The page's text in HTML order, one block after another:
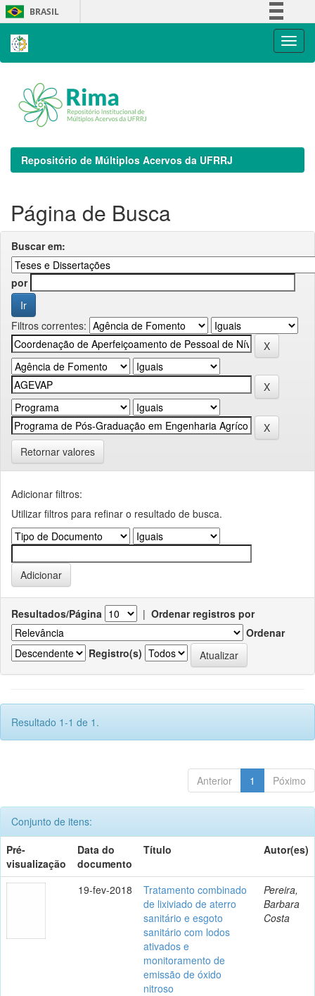
Skip
navigation
BRASIL
Repositório de Múltiplos Acervos da UFRRJ
Página de Busca
Buscar em:
por
Filtros correntes:
Retornar valores
Adicionar filtros:
Utilizar filtros para refinar o resultado de busca.
Resultados/Página | Ordenar registros por
Ordenar
Registro(s)
Resultado 1-1 de 1.
Anterior 1 Póximo
Conjunto de itens:
Pré-
visualização
Data do
documento
Título Autor(es)
19-fev-2018
Tratamento combinado
de lixiviado de aterro
sanitário e esgoto
sanitário com lodos
ativados e
monitoramento de
emissão de óxido
nitroso
Pereira,
Barbara
Costa